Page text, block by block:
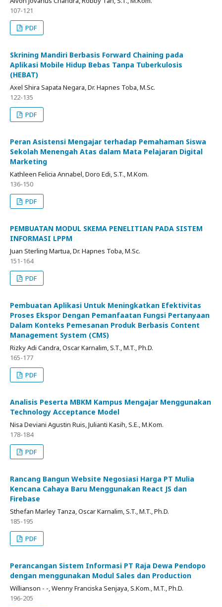
107-121
PDF
Skrining Mandiri Berbasis Forward Chaining pada
Aplikasi Mobile Hidup Bebas Tanpa Tuberkulosis
(HEBAT)
Axel Shira Sapata Negara, Dr. Hapnes Toba, M.Sc.
122-135
PDF
Peran Asistensi Mengajar terhadap Pemahaman Siswa
Sekolah Menengah Atas dalam Mata Pelajaran Digital
Marketing
Kathleen Felicia Annabel, Doro Edi, S.T., M.Kom.
136-150
PDF
PEMBUATAN MODUL SKEMA PENELITIAN PADA SISTEM
INFORMASI LPPM
Juan Sterling Martua, Dr. Hapnes Toba, M.Sc.
151-164
PDF
Pembuatan Aplikasi Untuk Meningkatkan Efektivitas
Proses Ekspor Dengan Pemanfaatan Fungsi Pertanyaan
Dalam Konteks Pemesanan Produk Berbasis Content
Management System (CMS)
Rizky Adi Candra, Oscar Karnalim, S.T., M.T., Ph.D.
165-177
PDF
Analisis Peserta MBKM Kampus Mengajar Menggunakan
Technology Acceptance Model
Nisa Deviani Agustin Ruis, Julianti Kasih, S.E., M.Kom.
178-184
PDF
Rancang Bangun Website Negosiasi Harga PT Mulia
Kencana Cahaya Baru Menggunakan React JS dan
Firebase
Sthefan Marley Tanza, Oscar Karnalim, S.T., M.T., Ph.D.
185-195
PDF
Perancangan Sistem Informasi PT Raja Dewa Pendopo
dengan menggunakan Modul Sales dan Production
Willianson - -, Wenny Franciska Senjaya, S.Kom., M.T., Ph.D.
196-205